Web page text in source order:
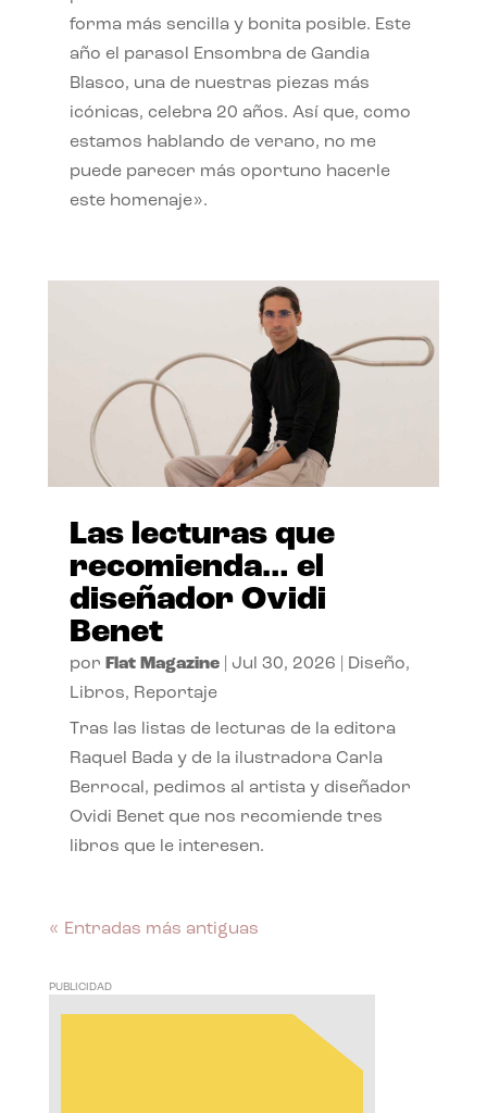
forma más sencilla y bonita posible. Este
año el parasol Ensombra de Gandia
Blasco, una de nuestras piezas más
icónicas, celebra 20 años. Así que, como
estamos hablando de verano, no me
puede parecer más oportuno hacerle
este homenaje».
Las lecturas que
recomienda… el
diseñador Ovidi
Benet
por Flat Magazine| Jul 30, 2026 Diseño,
Libros, Reportaje
Tras las listas de lecturas de la editora
Raquel Bada y de la ilustradora Carla
Berrocal, pedimos al artista y diseñador
Ovidi Benet que nos recomiende tres
libros que le interesen.
« Entradas más antiguas
PUBLICIDAD